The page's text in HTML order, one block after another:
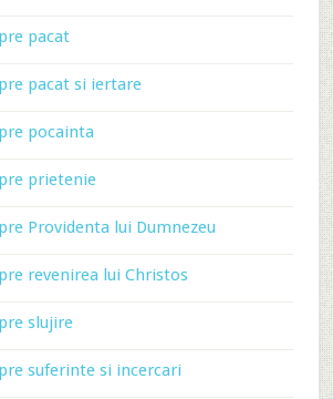
pacat
pacat si iertare
pocainta
prietenie
Providenta lui Dumnezeu
revenirea lui Christos
slujire
suferinte si incercari